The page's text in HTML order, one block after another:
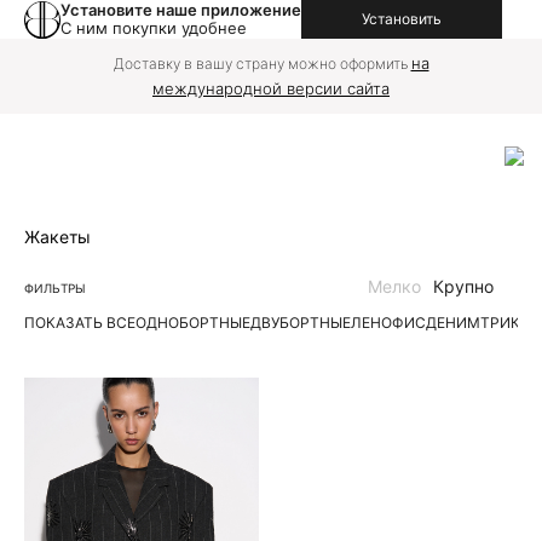
Установите наше приложение
С ним покупки удобнее
Установить
Доставку в вашу страну можно оформить на
международной версии сайта
Жакеты
ФИЛЬТРЫ
ПОКАЗАТЬ ВСЕОДНОБОРТНЫЕДВУБОРТНЫЕЛЕНОФИСДЕНИМ
Мелко Крупно